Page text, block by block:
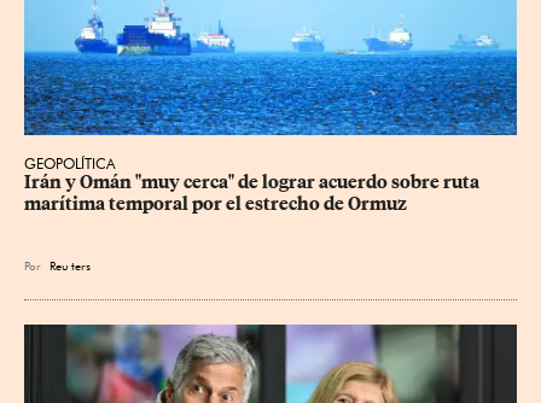
GEOPOLÍTICA
Irán y Omán "muy cerca" de lograr acuerdo sobre ruta
marítima temporal por el estrecho de Ormuz
Por Reu ters